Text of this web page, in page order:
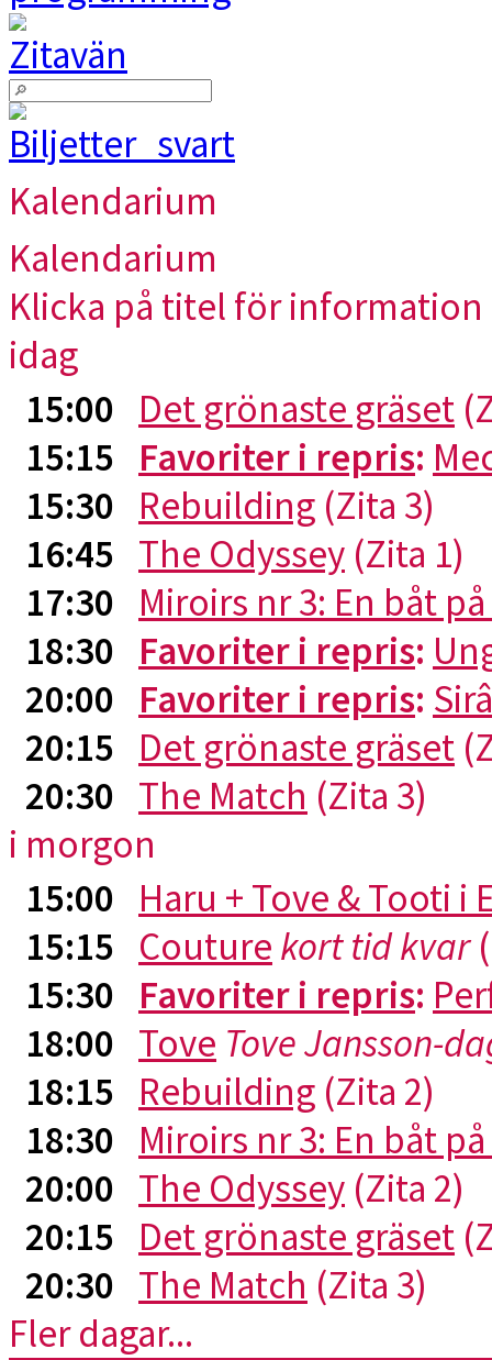
Kalendarium
Kalendarium
Klicka på titel för
idag
15:00 Det grönaste gräset
15:15 Favoriter i repris:
15:30 Rebuilding (Zita 3)
16:45 The Odyssey (Zita 1)
17:30 Miroirs nr 3: En båt
18:30 Favoriter i repris:
20:00 Favoriter i repris:
20:15 Det grönaste gräset
20:30 The Match (Zita 3)
i morgon
15:00 Haru + Tove & Tooti i
15:15 Couture kort tid kvar
15:30 Favoriter i repris:
18:00 Tove Tove Jansson-
18:15 Rebuilding (Zita 2)
18:30 Miroirs nr 3: En båt
20:00 The Odyssey (Zita 2)
20:15 Det grönaste gräset
20:30 The Match (Zita 3)
Fler dagar...